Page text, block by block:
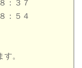
３７
５４
。